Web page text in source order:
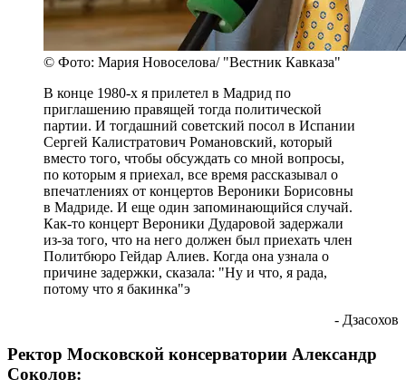
© Фото: Мария Новоселова/ "Вестник Кавказа"
В конце 1980-х я прилетел в Мадрид по
приглашению правящей тогда политической
партии. И тогдашний советский посол в Испании
Сергей Калистратович Романовский, который
вместо того, чтобы обсуждать со мной вопросы,
по которым я приехал, все время рассказывал о
впечатлениях от концертов Вероники Борисовны
в Мадриде. И еще один запоминающийся случай.
Как-то концерт Вероники Дударовой задержали
из-за того, что на него должен был приехать член
Политбюро Гейдар Алиев. Когда она узнала о
причине задержки, сказала: "Ну и что, я рада,
потому что я бакинка"э
- Дзасохов
Ректор Московской консерватории Александр
Соколов: